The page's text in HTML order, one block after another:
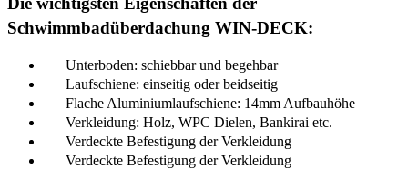
Schwimmbadüberdachung WIN-DECK:
Unterboden: schiebbar und begehbar
Laufschiene: einseitig oder beidseitig
Flache Aluminiumlaufschiene: 14mm Aufbauhöhe
Verkleidung: Holz, WPC Dielen, Bankirai etc.
Verdeckte Befestigung der Verkleidung
Verdeckte Befestigung der Verkleidung